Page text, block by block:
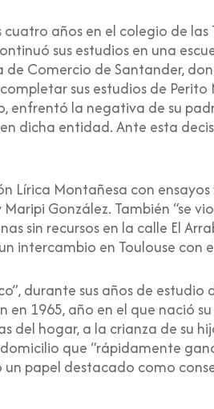
años en el colegio de
sus estudios en una
Comercio de Santander,
sus estudios de Perito
enfrentó la negativa de su
dicha entidad. Ante esta
Lírica Montañesa con
González. También “se
sin recursos en la calle El
intercambio en Toulouse con
durante sus años de
1965, año en el que nació
del hogar, a la crianza de su
que “rápidamente
papel destacado como